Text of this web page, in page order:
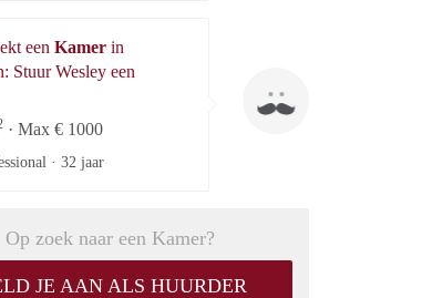
een Kamer in
Stuur Wesley een
· Max € 1000
· 32 jaar
Op zoek naar een Kamer?
JE AAN ALS HUURDER